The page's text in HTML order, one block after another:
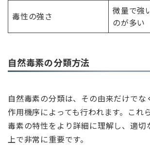
毒性の強さ
微量で強
のが多い
自然毒素の分類方法
自然毒素の分類は、その由来だけでな
作用機序によっても行われます。これ
毒素の特性をより詳細に理解し、適切
上で非常に重要です。